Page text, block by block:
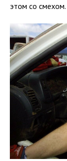
этом со смехом.